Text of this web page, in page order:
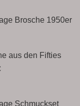
aus den Fifties